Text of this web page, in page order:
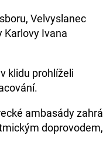
Velvyslanec
Karlovy Ivana
klidu prohlíželi
ambasády zahrál
doprovodem,